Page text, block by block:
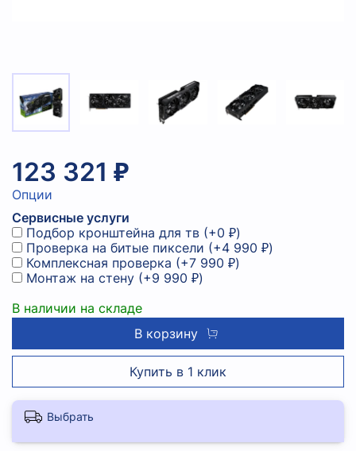
123 321 ₽
Опции
Сервисные услуги
Подбор кронштейна для тв (+0 ₽)
Проверка на битые пиксели (+4 990 ₽)
Комплексная проверка (+7 990 ₽)
Монтаж на стену (+9 990 ₽)
В наличии на складе
В корзину
Купить в 1 клик
Выбрать